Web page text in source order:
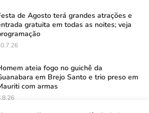
de Agosto terá grandes atrações e
gratuita em todas as noites; veja
ateia fogo no guichê da
em Brejo Santo e trio preso em
com armas